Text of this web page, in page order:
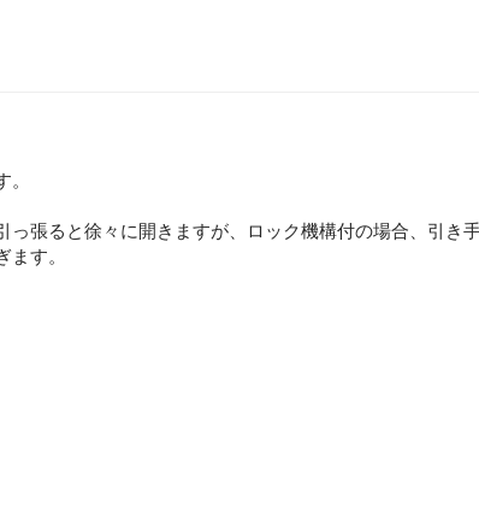
張ると徐々に開きますが、ロック機構付の場合、引き
す。